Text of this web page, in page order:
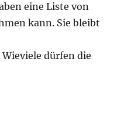
eine Liste von
kann. Sie bleibt
dürfen die